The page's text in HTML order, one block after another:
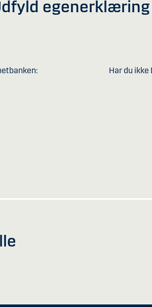
egenerklæring
Har du